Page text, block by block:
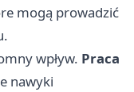
mogą prowadzić
wpływ. Praca
nawyki